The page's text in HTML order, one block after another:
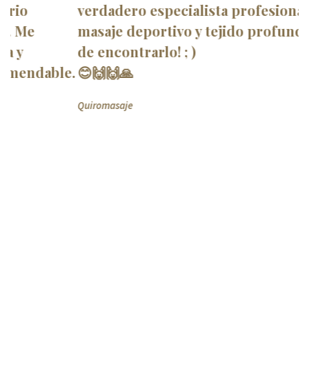
verdadero especialista profesional en
masaje deportivo y tejido profundo, ¡acabas
de encontrarlo! ; )
😊🙌🙌🙏